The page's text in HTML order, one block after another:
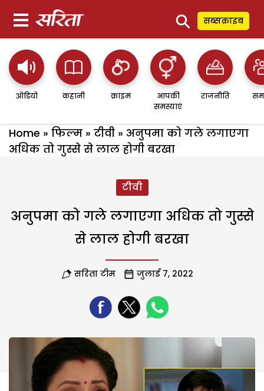
⚲ सब्सक्राइब
ऑडियो कहानी क्राइम
आपकी
समस्याएं
राजनीति
Home » फिल्म » टीवी » अनुपमा को गले लगाएगा
अधिक तो गुस्से से लाल होगी बरखा
टीवी
अनुपमा को गले लगाएगा अधिक तो गुस्से
से लाल होगी बरखा
सरिता टीम जुलाई 7, 2022